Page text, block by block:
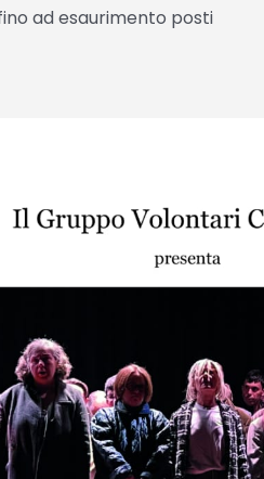
ad esaurimento posti